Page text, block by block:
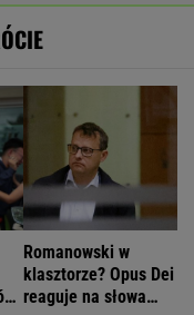
Romanowski w
klasztorze? Opus Dei
reaguje na słowa